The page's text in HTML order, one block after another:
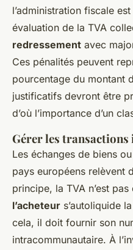
l’administration fiscale
évaluation de la TVA
redressement avec
Ces pénalités peuvent
pourcentage du montant
justificatifs devront être
d’où l’importance d’un
Gérer les
Les échanges de biens
pays européens relèvent
principe, la TVA n’est
l’acheteur s’autoliquide
cela, il doit fournir son
intracommunautaire. À